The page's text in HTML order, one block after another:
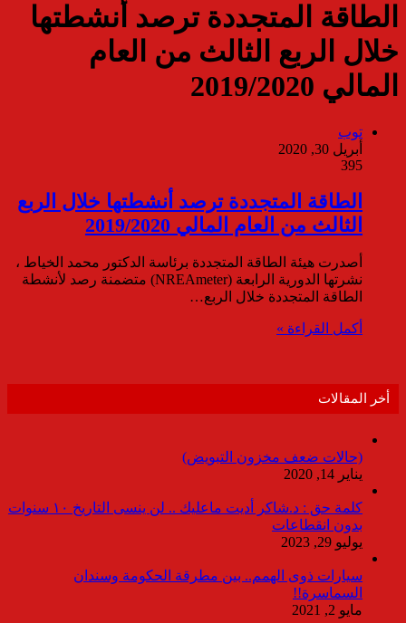
الطاقة المتجددة ترصد أنشطتها
خلال الربع الثالث من العام
المالي 2019/2020
توب
أبريل 30, 2020
395
الطاقة المتجددة ترصد أنشطتها خلال الربع
الثالث من العام المالي 2019/2020
أصدرت هيئة الطاقة المتجددة برئاسة الدكتور محمد الخياط ،
نشرتها الدورية الرابعة (NREAmeter) متضمنة رصد لأنشطة
الطاقة المتجددة خلال الربع…
أكمل القراءة »
أخر المقالات
(حالات ضعف مخزون التبويض)
يناير 14, 2020
كلمة حق : د.شاكر أديت ماعليك .. لن ينسى التاريخ ١٠ سنوات
بدون انقطاعات
يوليو 29, 2023
سيارات ذوى الهمم.. بين مطرقة الحكومة وسندان
السماسرة!!
مايو 2, 2021